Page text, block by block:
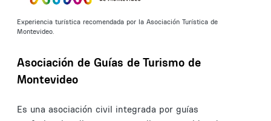
Experiencia turística recomendada por la Asociación Turística de
Montevideo.
Asociación de Guías de Turismo de
Montevideo
Es una asociación civil integrada por guías